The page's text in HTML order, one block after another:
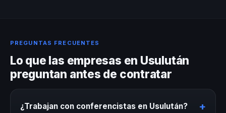
PREGUNTAS FRECUENTES
Lo que las empresas en Usulután
preguntan antes de contratar
¿Trabajan con conferencistas en Usulután? +